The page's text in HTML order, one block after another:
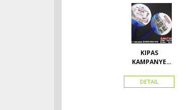
KIPAS
KAMPANYE
DETAIL